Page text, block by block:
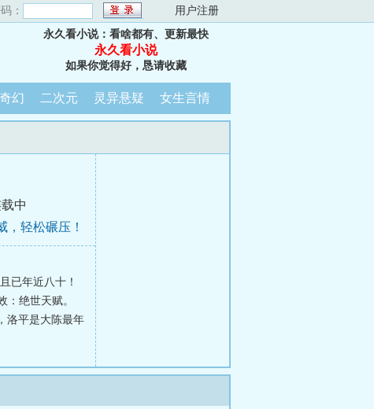
： 用户注册
永久看小说：看啥都有、更新最快
永久看小说
如果你觉得好，恳请收藏
幻 二次元 灵异悬疑 女生言情
中
，轻松碾压！
已年近八十！
绝世天赋。
洛平是大陈最年